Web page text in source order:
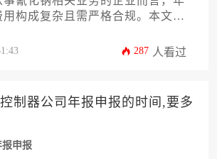
构成复杂且需严格合规。本文将
系统解析马来西亚公司年报申报的
287 人看过
制器公司年报申报的时间,要多
报申报